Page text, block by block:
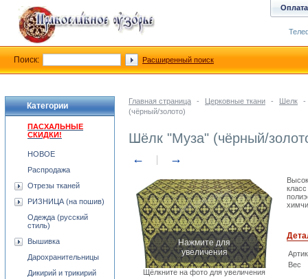
Главная страница - Церковные ткани - Шелк
-
(чёрный/золото)
Шёлк "Муза" (чёрный/
← →
Нажмите для
увеличения
Щёлкните на фото для увеличения
Вес
Категории
ПАСХАЛЬНЫЕ
СКИДКИ!
НОВОЕ
Распродажа
Отрезы тканей
РИЗНИЦА (на пошив)
Одежда (русский
стиль)
Вышивка
Дарохранительницы
Дикирий и трикирий
Оплата
Поиск: Расширенный поиск